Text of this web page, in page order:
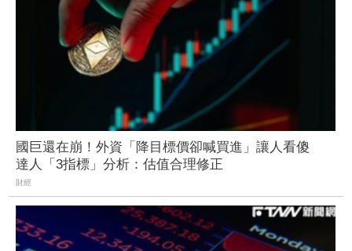
國巨還在崩！外資「降目標價卻喊買進」讓人看傻
達人「3指標」分析：估值合理修正
財經